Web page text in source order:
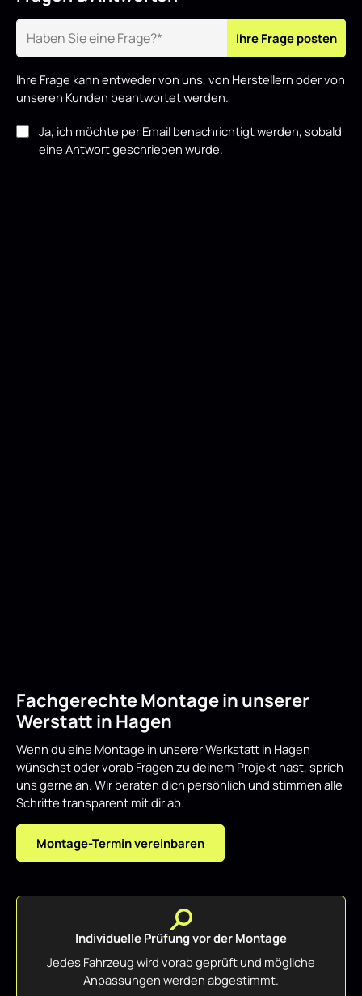
Ihre Frage posten
Ihre Frage kann entweder von uns, von Herstellern oder von
unseren Kunden beantwortet werden.
Ja, ich möchte per Email benachrichtigt werden, sobald
eine Antwort geschrieben wurde.
Fachgerechte Montage in unserer
Werstatt in Hagen
Wenn du eine Montage in unserer Werkstatt in Hagen
wünschst oder vorab Fragen zu deinem Projekt hast, sprich
uns gerne an. Wir beraten dich persönlich und stimmen alle
Schritte transparent mit dir ab.
Montage-Termin vereinbaren
Individuelle Prüfung vor der Montage
Jedes Fahrzeug wird vorab geprüft und mögliche
Anpassungen werden abgestimmt.